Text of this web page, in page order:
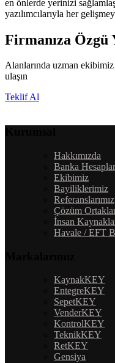
en önlerde yerinizi
yazılımcılarıyla her
Firmanıza Özgü
Alanlarında uzman
ulaşın
Teklif Al
Hakkımızda
Banka
Ekibimiz
Bayiliklerimiz
Referanslarımız
Çözüm
İnsan
Havale / EFT
KaynakKEY
EntegreKEY
SepetKEY
VenderKEY
KontrolKEY
TeknikKEY
RetKEY
Gensiya